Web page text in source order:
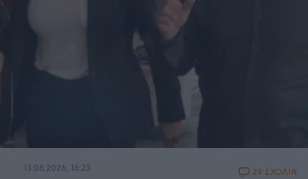
13.06.2026, 16:23 29 ΣΧΟΛΙΑ